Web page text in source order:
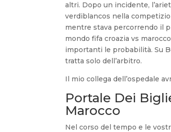
altri. Dopo un incidente,
verdiblancos nella
mentre stava percorrendo il
mondo fifa croazia vs
importanti le probabilità. Su
tratta solo dell’arbitro.
Il mio collega dell’ospedale
Portale Dei
Marocco
Nel corso del tempo e le